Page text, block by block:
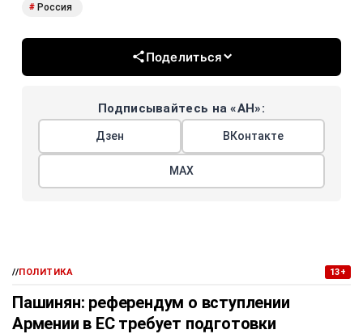
# Россия
Поделиться
Подписывайтесь на «АН»:
Дзен ВКонтакте
МАХ
//ПОЛИТИКА 13+
Пашинян: референдум о вступлении
Армении в ЕС требует подготовки